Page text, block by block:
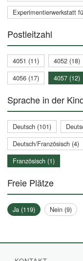
Experimentierwerkstatt
Postleitzahl
4051 (11) 4052 (18)
4056 (17)
4057 (12)
Sprache in der
Deutsch (101)
Deutsch/Französisch (4)
Französisch (1)
Freie Plätze
Ja (119) Nein (9)